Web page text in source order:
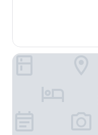
Hotel Umbra